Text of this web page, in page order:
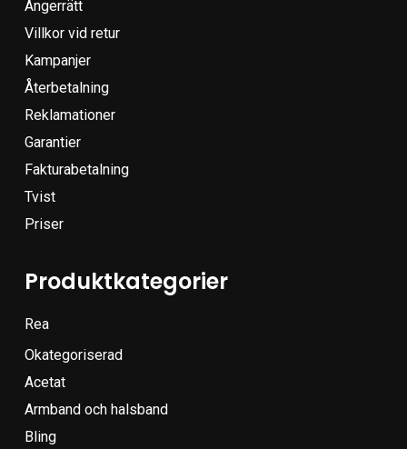
Ångerrätt
Villkor vid retur
Kampanjer
Återbetalning
Reklamationer
Garantier
Fakturabetalning
Tvist
Priser
Produktkategorier
Rea
Okategoriserad
Acetat
Armband och halsband
Bling